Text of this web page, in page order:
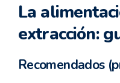
La
extracción:
Recomendados